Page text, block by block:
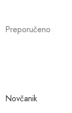
Preporučeno
Novčanik